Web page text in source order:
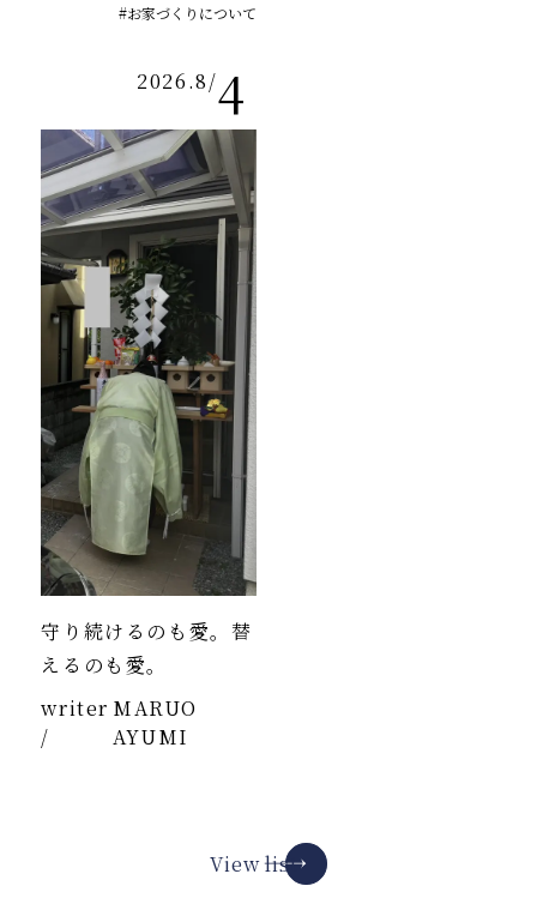
2026.8/4
守り続けるのも愛。替
えるのも愛。
#お家づくりについて
writer
/
MARUO
AYUMI
View list